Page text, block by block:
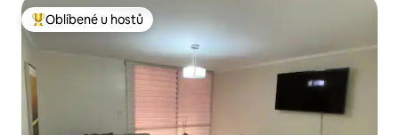
Nejlepší v kategorii Oblíbené u hostů
Oblíbené u hostů